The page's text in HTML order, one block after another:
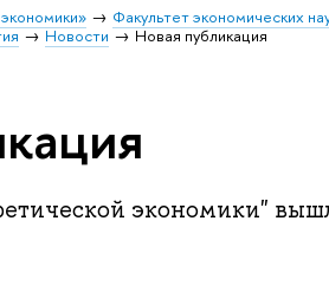
Факультет экономических
Новости Новая публикация
экономики"